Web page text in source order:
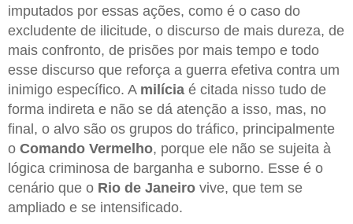
imputados por essas ações, como é o caso do
excludente de ilicitude, o discurso de mais dureza, de
mais confronto, de prisões por mais tempo e todo
esse discurso que reforça a guerra efetiva contra um
inimigo específico. A milícia é citada nisso tudo de
forma indireta e não se dá atenção a isso, mas, no
final, o alvo são os grupos do tráfico, principalmente
o Comando Vermelho, porque ele não se sujeita à
lógica criminosa de barganha e suborno. Esse é o
cenário que o Rio de Janeiro vive, que tem se
ampliado e se intensificado.